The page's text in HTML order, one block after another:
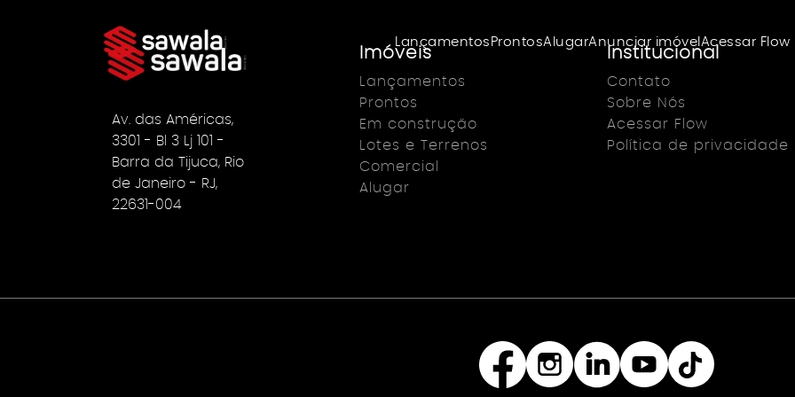
Lançamentos ProntosAlugarAnunciar imóvel Acessar Flow
Av. das Américas,
3301 - Bl 3 Lj 101 -
Barra da Tijuca, Rio
de Janeiro - RJ,
22631-004
Imóveis
Lançamentos
Prontos
Em construção
Lotes e Terrenos
Comercial
Alugar
Institucional
Contato
Sobre Nós
Acessar Flow
Política de privacidade